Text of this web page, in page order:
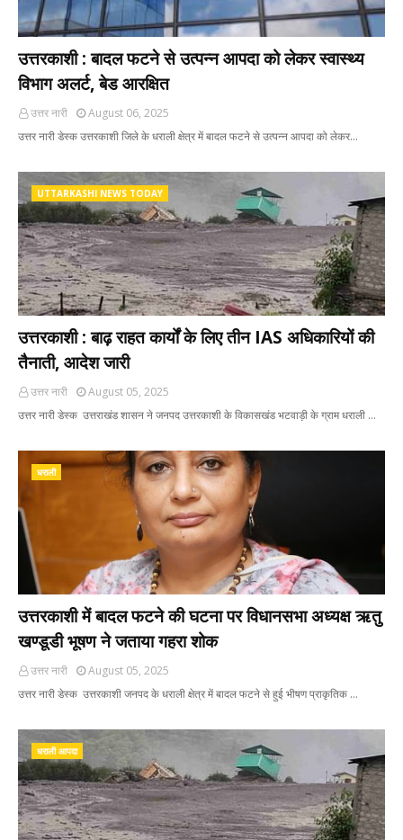
उत्तरकाशी : बादल फटने से उत्पन्न आपदा को लेकर स्वास्थ्य
विभाग अलर्ट, बेड आरक्षित
उत्तर नारी
August 06, 2025
उत्तर नारी डेस्क उत्तरकाशी जिले के धराली क्षेत्र में बादल फटने से उत्पन्न आपदा को लेकर…
UTTARKASHI NEWS TODAY
उत्तरकाशी : बाढ़ राहत कार्यों के लिए तीन IAS अधिकारियों की
तैनाती, आदेश जारी
उत्तर नारी
August 05, 2025
उत्तर नारी डेस्क उत्तराखंड शासन ने जनपद उत्तरकाशी के विकासखंड भटवाड़ी के ग्राम धराली …
धराली
उत्तरकाशी में बादल फटने की घटना पर विधानसभा अध्यक्ष ऋतु
खण्डूडी भूषण ने जताया गहरा शोक
उत्तर नारी
August 05, 2025
उत्तर नारी डेस्क उत्तरकाशी जनपद के धराली क्षेत्र में बादल फटने से हुई भीषण प्राकृतिक …
धराली आपदा